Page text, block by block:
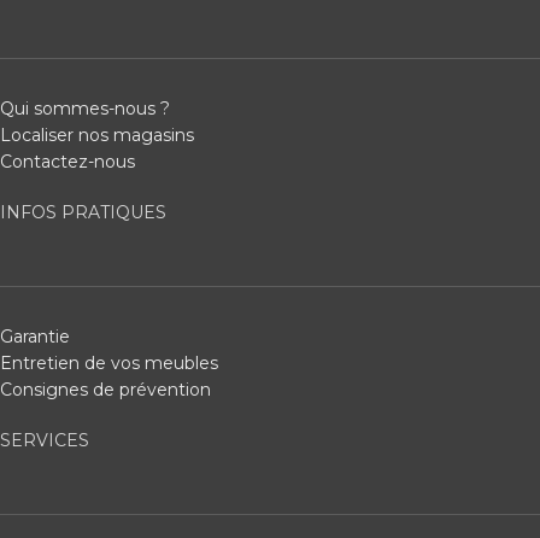
Qui sommes-nous ?
Localiser nos magasins
Contactez-nous
INFOS PRATIQUES
Garantie
Entretien de vos meubles
Consignes de prévention
SERVICES